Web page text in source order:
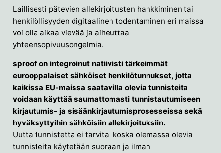
Laillisesti pätevien allekirjoitusten hankkiminen tai
henkilöllisyyden digitaalinen todentaminen eri maissa
voi olla aikaa vievää ja aiheuttaa
yhteensopivuusongelmia.
sproof on integroinut natiivisti tärkeimmät
eurooppalaiset sähköiset henkilötunnukset, jotta
kaikissa EU-maissa saatavilla olevia tunnisteita
voidaan käyttää saumattomasti tunnistautumiseen
kirjautumis- ja sisäänkirjautumisprosesseissa sekä
hyväksyttyihin sähköisiin allekirjoituksiin.
Uutta tunnistetta ei tarvita, koska olemassa olevia
tunnisteita käytetään suoraan ja ilman